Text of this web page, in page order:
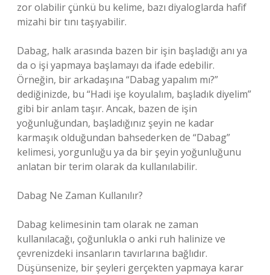
zor olabilir çünkü bu kelime, bazı diyaloglarda hafif
mizahi bir tını taşıyabilir.
Dabag, halk arasında bazen bir işin başladığı anı ya
da o işi yapmaya başlamayı da ifade edebilir.
Örneğin, bir arkadaşına “Dabag yapalım mı?”
dediğinizde, bu “Hadi işe koyulalım, başladık diyelim”
gibi bir anlam taşır. Ancak, bazen de işin
yoğunluğundan, başladığınız şeyin ne kadar
karmaşık olduğundan bahsederken de “Dabag”
kelimesi, yorgunluğu ya da bir şeyin yoğunluğunu
anlatan bir terim olarak da kullanılabilir.
Dabag Ne Zaman Kullanılır?
Dabag kelimesinin tam olarak ne zaman
kullanılacağı, çoğunlukla o anki ruh halinize ve
çevrenizdeki insanların tavırlarına bağlıdır.
Düşünsenize, bir şeyleri gerçekten yapmaya karar